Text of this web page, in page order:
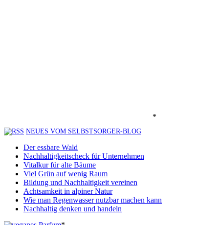
*
NEUES VOM SELBSTSORGER-BLOG
Der essbare Wald
Nachhaltigkeitscheck für Unternehmen
Vitalkur für alte Bäume
Viel Grün auf wenig Raum
Bildung und Nachhaltigkeit vereinen
Achtsamkeit in alpiner Natur
Wie man Regenwasser nutzbar machen kann
Nachhaltig denken und handeln